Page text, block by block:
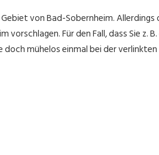
von Bad-Sobernheim.
Für den Fall, dass Sie z. B.
doch mühelos einmal bei der verlinkten